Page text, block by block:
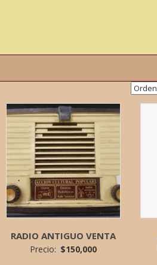
RADIO ANTIGUO VENTA
Precio: $150,000